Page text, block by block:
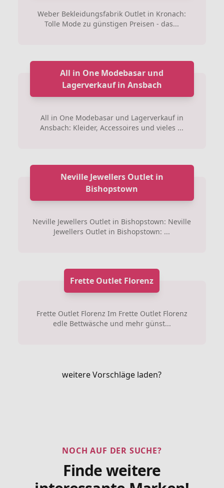
Weber Bekleidungsfabrik Outlet in Kronach:
Tolle Mode zu günstigen Preisen - das...
All in One Modebasar und
Lagerverkauf in Ansbach
All in One Modebasar und Lagerverkauf in
Ansbach: Kleider, Accessoires und vieles ...
Neville Jewellers Outlet in
Bishopstown
Neville Jewellers Outlet in Bishopstown: Neville
Jewellers Outlet in Bishopstown: ...
Frette Outlet Florenz
Frette Outlet Florenz Im Frette Outlet Florenz
edle Bettwäsche und mehr günst...
weitere Vorschläge laden?
NOCH AUF DER SUCHE?
Finde weitere